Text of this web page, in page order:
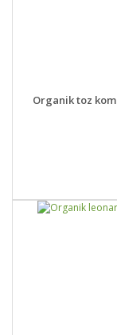
Organik toz